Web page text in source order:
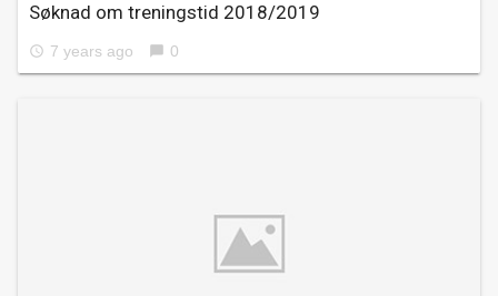
Søknad om treningstid 2018/2019
access_time 7 years ago chat_bubble 0